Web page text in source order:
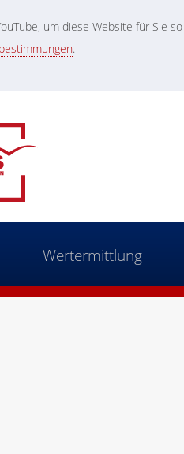
um diese Website für Sie
.
Wertermittlung